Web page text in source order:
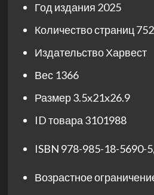
Год издания 2025
Количество страниц752
ИздательствоХарвест
Вес 1366
Размер3.5x21x26.9
ID товара 3101988
ISBN 978-985-18-5690-5,
Возрастное